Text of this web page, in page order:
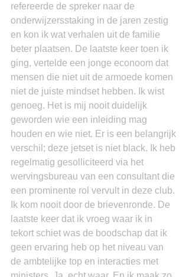
refereerde de spreker naar de
onderwijzersstaking in de jaren zestig
en kon ik wat verhalen uit de familie
beter plaatsen. De laatste keer toen ik
ging, vertelde een jonge econoom dat
mensen die niet uit de armoede komen
niet de juiste mindset hebben. Ik wist
genoeg. Het is mij nooit duidelijk
geworden wie een inleiding mag
houden en wie niet. Er is een belangrijk
verschil; deze jetset is niet black. Ik heb
regelmatig gesolliciteerd via het
wervingsbureau van een consultant die
een prominente rol vervult in deze club.
Ik kom nooit door de brievenronde. De
laatste keer dat ik vroeg waar ik in
tekort schiet was de boodschap dat ik
geen ervaring heb op het niveau van
de ambtelijke top en interacties met